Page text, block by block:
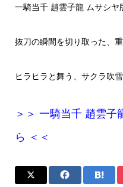
一騎当千 趙雲子龍 ムサシヤ
抜刀の瞬間を切り取った、
ヒラヒラと舞う、サクラ吹
＞＞ 一騎当千 趙雲子
ら ＜＜